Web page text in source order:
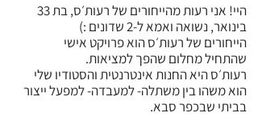
היי! אני רעות מהייחורים של רעות׳ס, בת 33
בינואר, נשואה ואמא ל-2 שדונים :)
הייחורים של רעות׳ס הוא פרויקט אישי
שהתחיל מחלום שהפך למציאות.
רעות׳ס היא החנות אינטרנטית והסטודיו שלי
הוא משהו בין משתלה- למעבדה- למפעל ייצור
בביתי שבכפר סבא.